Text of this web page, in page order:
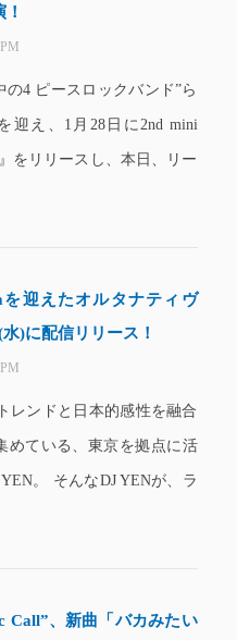
4 ピースロックバンド”ら
迎え、1月28日に2nd mini
をリリースし、本日、リー
迎えたオルタナティヴ
)に配信リリース！
レンドと日本的感性を融合
めている、東京を拠点に活
。 そんなDJ YENが、ラ
Call”、新曲「バカみたい